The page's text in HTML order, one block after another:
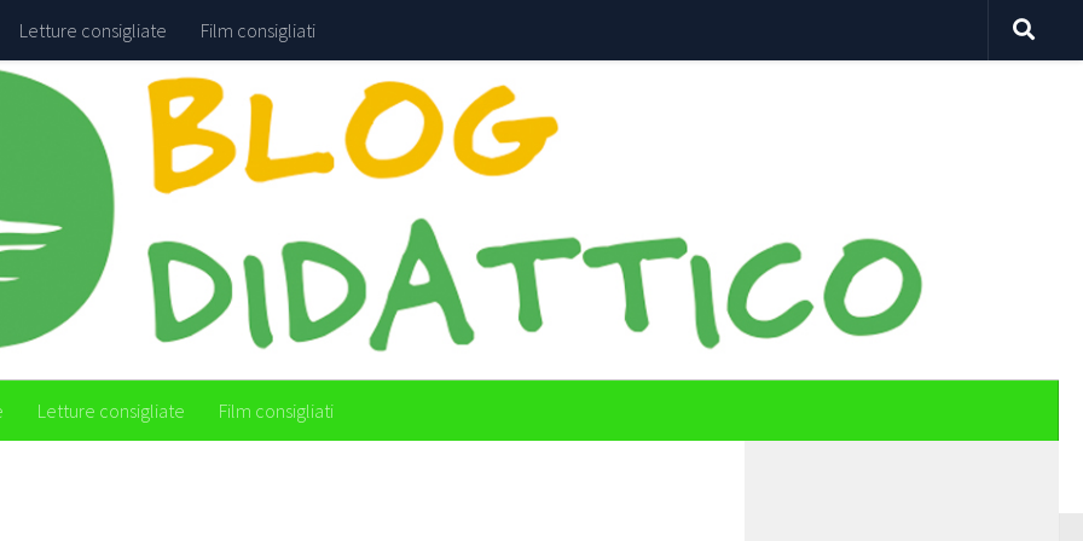
Letture consigliate Film consigliati
Letture consigliate Film consigliati